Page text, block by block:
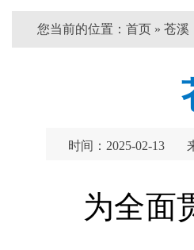
您当前的位置： 首页 » 苍溪
时间：2025-02-13
为全面